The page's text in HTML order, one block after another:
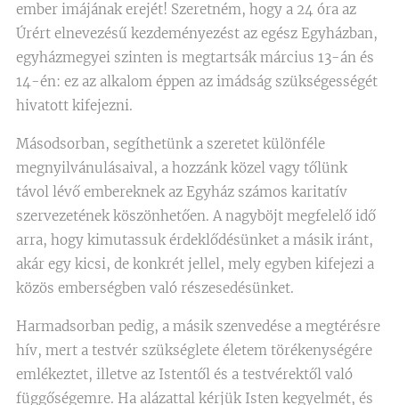
ember imájának erejét! Szeretném, hogy a 24 óra az
Úrért elnevezésű kezdeményezést az egész Egyházban,
egyházmegyei szinten is megtartsák március 13-án és
14-én: ez az alkalom éppen az imádság szükségességét
hivatott kifejezni.
Másodsorban, segíthetünk a szeretet különféle
megnyilvánulásaival, a hozzánk közel vagy tőlünk
távol lévő embereknek az Egyház számos karitatív
szervezetének köszönhetően. A nagyböjt megfelelő idő
arra, hogy kimutassuk érdeklődésünket a másik iránt,
akár egy kicsi, de konkrét jellel, mely egyben kifejezi a
közös emberségben való részesedésünket.
Harmadsorban pedig, a másik szenvedése a megtérésre
hív, mert a testvér szükséglete életem törékenységére
emlékeztet, illetve az Istentől és a testvérektől való
függőségemre. Ha alázattal kérjük Isten kegyelmét, és